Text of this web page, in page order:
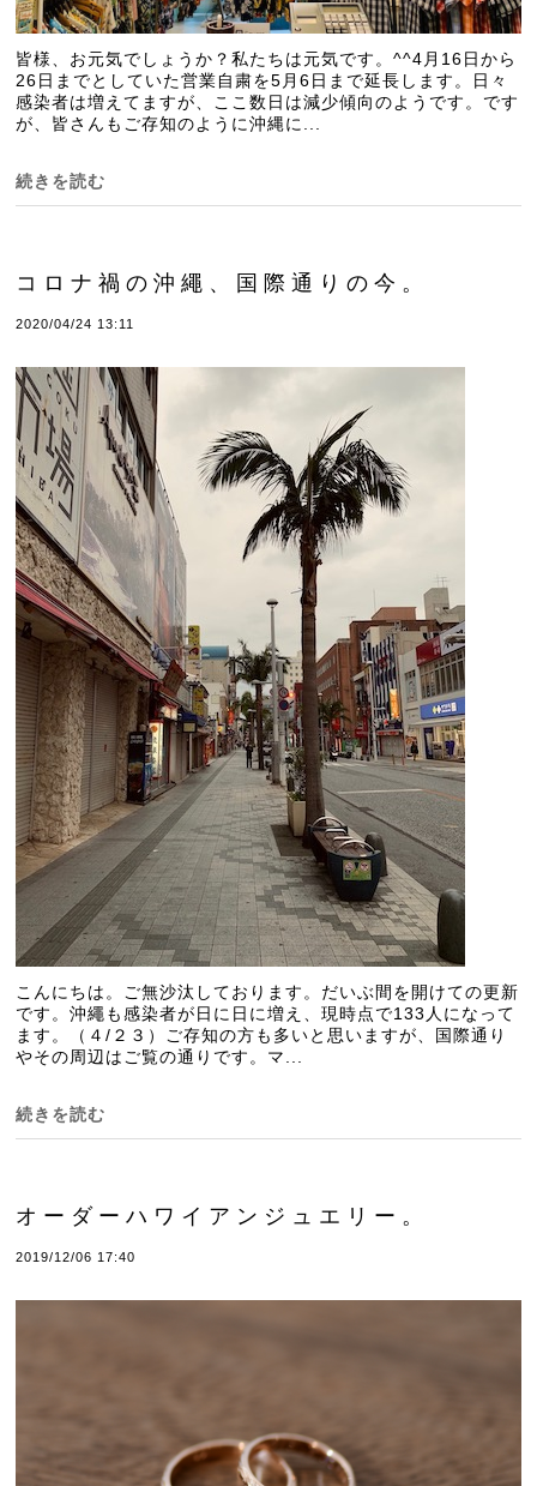
皆様、お元気でしょうか？私たちは元気です。^^4月16日から
26日までとしていた営業自粛を5月6日まで延長します。日々
感染者は増えてますが、ここ数日は減少傾向のようです。です
が、皆さんもご存知のように沖縄に...
続きを読む
コロナ禍の沖繩、国際通りの今。
2020/04/24 13:11
こんにちは。ご無沙汰しております。だいぶ間を開けての更新
です。沖繩も感染者が日に日に増え、現時点で133人になって
ます。（４/２３）ご存知の方も多いと思いますが、国際通り
やその周辺はご覧の通りです。マ...
続きを読む
オーダーハワイアンジュエリー。
2019/12/06 17:40